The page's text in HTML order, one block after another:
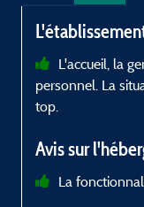
L'accueil, la
personnel. La
top.
Avis sur
La